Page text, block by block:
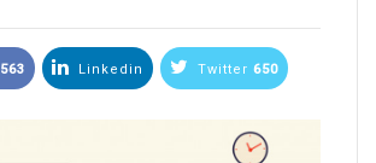
563 Linkedin Twitter 650